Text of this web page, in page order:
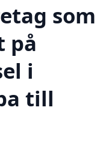
som
på
i
till